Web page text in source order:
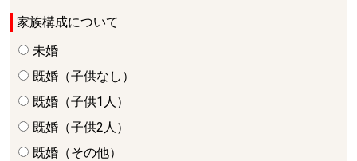
家族構成について
未婚
既婚（子供なし）
既婚（子供1人）
既婚（子供2人）
既婚（その他）